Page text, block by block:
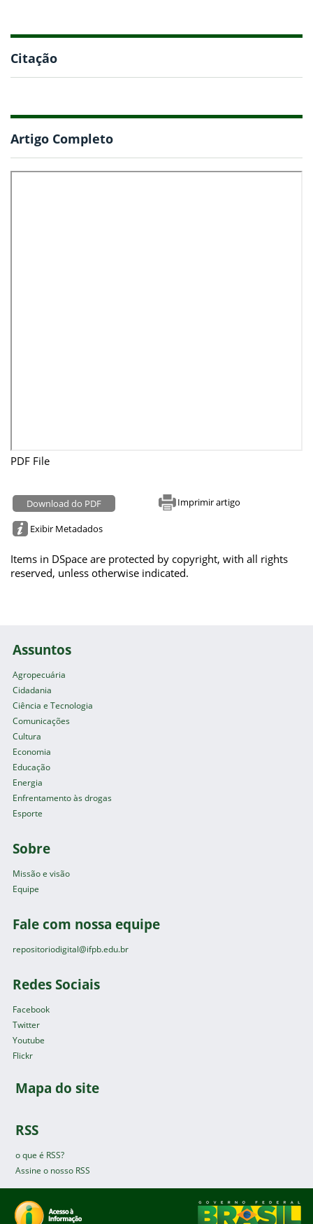
Citação
Artigo Completo
PDF File
Download do PDF Imprimir artigo
Exibir Metadados
Items in DSpace are protected by copyright, with all rights
reserved, unless otherwise indicated.
Assuntos
Agropecuária
Cidadania
Ciência e Tecnologia
Comunicações
Cultura
Economia
Educação
Energia
Enfrentamento às drogas
Esporte
Sobre
Missão e visão
Equipe
Fale com nossa equipe
repositoriodigital@ifpb.edu.br
Redes Sociais
Facebook
Twitter
Youtube
Flickr
Mapa do site
RSS
o que é RSS?
Assine o nosso RSS